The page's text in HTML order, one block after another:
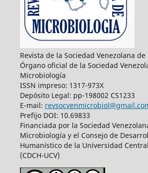
Revista de la Sociedad Venezolana
Órgano oficial de la Sociedad
Microbiología
ISSN impreso: 1317-973X
Depósito Legal: pp-198002 CS1233
E-mail:
Prefijo DOI: 10.69833
Financiada por la Sociedad
Microbiología y el Consejo de
Humanístico de la Universidad
(CDCH-UCV)